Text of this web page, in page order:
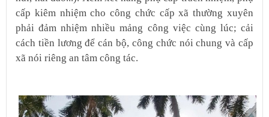
cấp kiêm nhiệm cho công chức cấp xã thường xuyên
phải đảm nhiệm nhiều mảng công việc cùng lúc; cải
cách tiền lương để cán bộ, công chức nói chung và cấp
xã nói riêng an tâm công tác.